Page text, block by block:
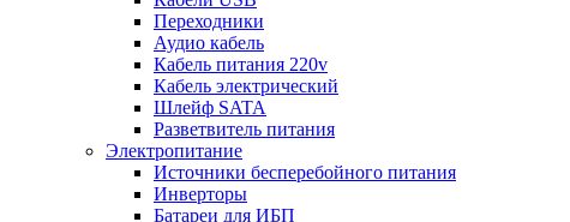
Переходники
Аудио кабель
Кабель питания 220v
Кабель электрический
Шлейф SATA
Разветвитель питания
Электропитание
Источники бесперебойного питания
Инверторы
Батареи для ИБП